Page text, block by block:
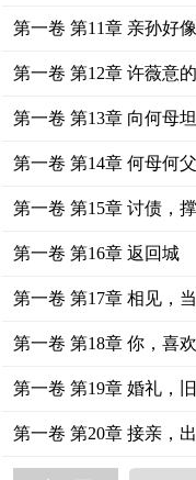
第一卷 第11章 亲孙好
第一卷 第12章 许薇意
第一卷 第13章 向何母
第一卷 第14章 何母何
第一卷 第15章 讨债，
第一卷 第16章 返回城
第一卷 第17章 相见，
第一卷 第18章 你，喜
第一卷 第19章 婚礼，
第一卷 第20章 接亲，